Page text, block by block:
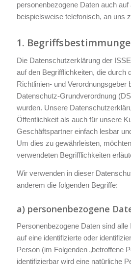
personenbezogene Daten auch auf
beispielsweise telefonisch, an uns
1.
Die Datenschutzerklärung der
auf den Begrifflichkeiten, die durch
Richtlinien- und Verordnungsgeber
Datenschutz-Grundverordnung
wurden. Unsere
Öffentlichkeit als auch für unsere
Geschäftspartner einfach lesbar
Um dies zu gewährleisten,
verwendeten Begrifflichkeiten
Wir verwenden in dieser
anderem die folgenden Begriffe:
a) personenbezogene
Personenbezogene Daten sind
auf eine identifizierte oder
Person (im Folgenden „betroffene
identifizierbar wird eine natürliche